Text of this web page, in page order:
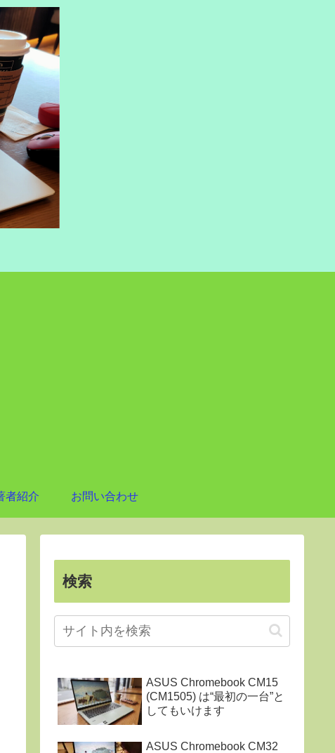
者紹介 お問い合わせ
検索
ASUS Chromebook CM15
(CM1505) は“最初の一台”と
してもいけます
ASUS Chromebook CM32